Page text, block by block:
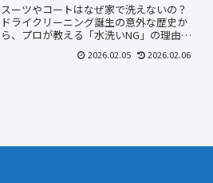
スーツやコートはなぜ家で洗えないの？
ドライクリーニング誕生の意外な歴史か
ら、プロが教える「水洗いNG」の理由ま
で分かりやすく解説。北九州市小倉南区
のファミリークリーニング店主が、大切
2026.02.05 2026.02.06